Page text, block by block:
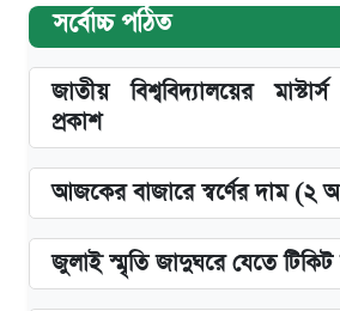
সর্বোচ্চ পঠিত
জাতীয় বিশ্ববিদ্যালয়ের
প্রকাশ
আজকের বাজারে স্বর্ণের দাম (২
জুলাই স্মৃতি জাদুঘরে যেতে টিকিট